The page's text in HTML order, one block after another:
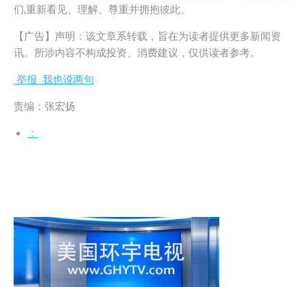
们,重新看见、理解、尊重并拥抱彼此。
【广告】声明：该文章系转载，旨在为读者提供更多新闻资
讯。所涉内容不构成投资、消费建议，仅供读者参考。
举报 我也说两句
责编：张宏扬
：